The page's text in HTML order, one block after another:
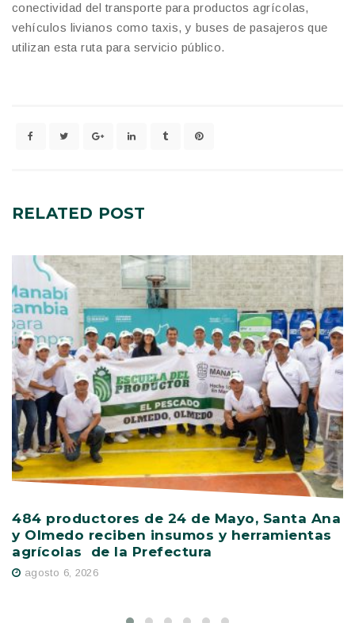
conectividad del transporte para productos agrícolas,
vehículos livianos como taxis, y buses de pasajeros que
utilizan esta ruta para servicio público.
RELATED POST
484 productores de 24 de Mayo, Santa Ana
y Olmedo reciben insumos y herramientas
agrícolas de la Prefectura
agosto 6, 2026